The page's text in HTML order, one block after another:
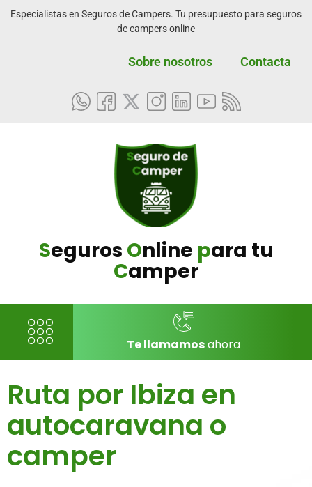
Especialistas en Seguros de Campers. Tu presupuesto para seguros
de campers online
Sobre nosotros Contacta
Seguros Online para tu
Camper
Te llamamosahora
Ruta por Ibiza en
autocaravana o
camper